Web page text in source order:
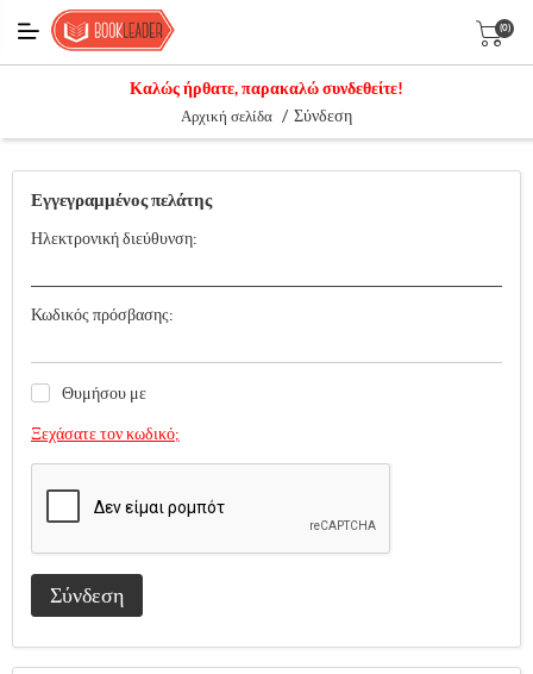
(0)
Καλώς ήρθατε, παρακαλώ συνδεθείτε!
Αρχική σελίδα / Σύνδεση
Εγγεγραμμένος πελάτης
Ηλεκτρονική διεύθυνση:
Κωδικός πρόσβασης:
Θυμήσου με
Ξεχάσατε τον κωδικό;
Σύνδεση